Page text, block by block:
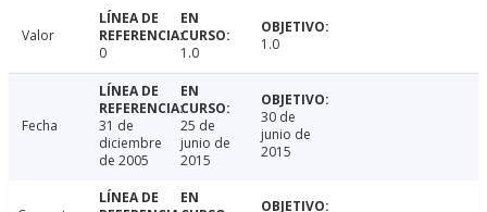
Valor
0
1.0 1.0
Fecha
31 de
diciembre
de 2005
25 de
junio de
2015
30 de
junio de
2015